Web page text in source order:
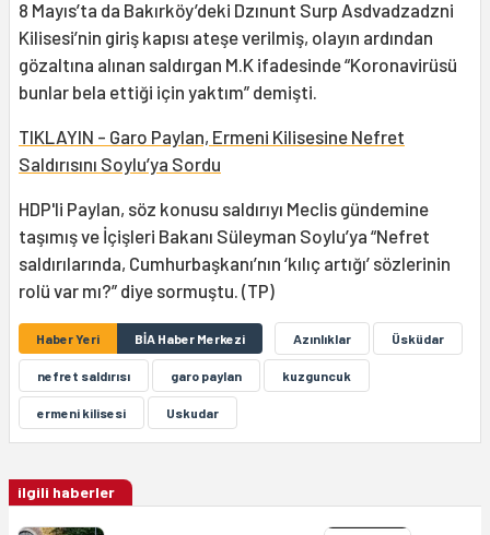
8 Mayıs’ta da Bakırköy’deki Dzınunt Surp Asdvadzadzni
Kilisesi’nin giriş kapısı ateşe verilmiş, olayın ardından
gözaltına alınan saldırgan M.K ifadesinde “Koronavirüsü
bunlar bela ettiği için yaktım” demişti.
TIKLAYIN - Garo Paylan, Ermeni Kilisesine Nefret
Saldırısını Soylu’ya Sordu
HDP'li Paylan, söz konusu saldırıyı Meclis gündemine
taşımış ve İçişleri Bakanı Süleyman Soylu’ya “Nefret
saldırılarında, Cumhurbaşkanı’nın ‘kılıç artığı’ sözlerinin
rolü var mı?” diye sormuştu. (TP)
Haber Yeri BİA Haber Merkezi Azınlıklar Üsküdar
nefret saldırısı garo paylan kuzguncuk
ermeni kilisesi Uskudar
ilgili haberler